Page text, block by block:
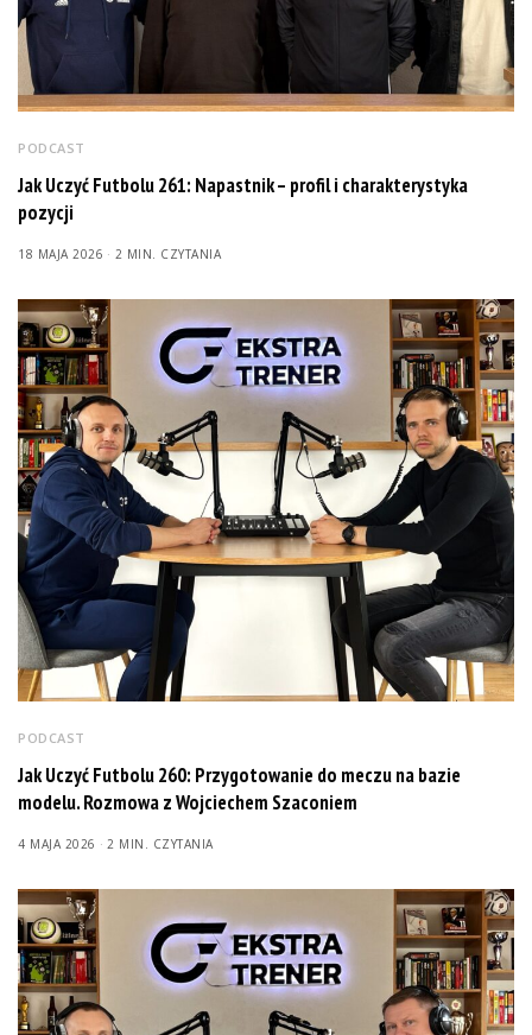
PODCAST
Jak Uczyć Futbolu 261: Napastnik – profil i charakterystyka
pozycji
18 MAJA 2026 2 MIN. CZYTANIA
PODCAST
Jak Uczyć Futbolu 260: Przygotowanie do meczu na bazie
modelu. Rozmowa z Wojciechem Szaconiem
4 MAJA 2026 2 MIN. CZYTANIA